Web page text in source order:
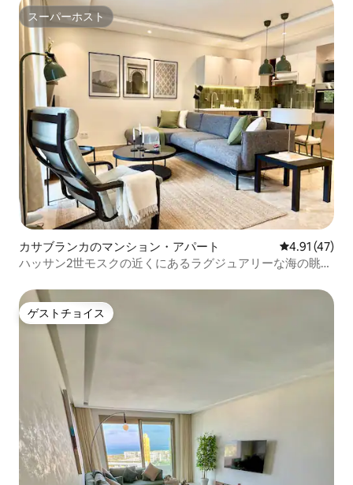
スーパーホスト
スーパーホスト
カサブランカのマンション・アパート レビュー47
4.91 (47)
ハッサン2世モスクの近くにあるラグジュアリーな海の眺め
ゲストチョイス
ゲストチョイス